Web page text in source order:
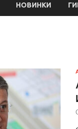
НОВИНКИ